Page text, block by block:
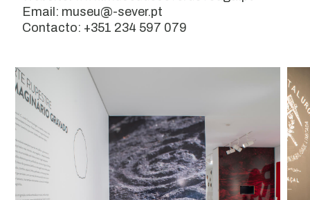
Email: museu@-sever.pt
Contacto: +351 234 597 079